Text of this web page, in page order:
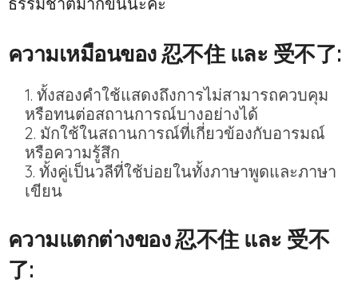
ความเหมือนของ 忍不住 และ 受不了:
ทั้งสองคำใช้แสดงถึงการไม่สามารถควบคุม
หรือทนต่อสถานการณ์บางอย่างได้
มักใช้ในสถานการณ์ที่เกี่ยวข้องกับอารมณ์
หรือความรู้สึก
ทั้งคู่เป็นวลีที่ใช้บ่อยในทั้งภาษาพูดและภาษา
เขียน
ความแตกต่างของ 忍不住 และ 受不
了: